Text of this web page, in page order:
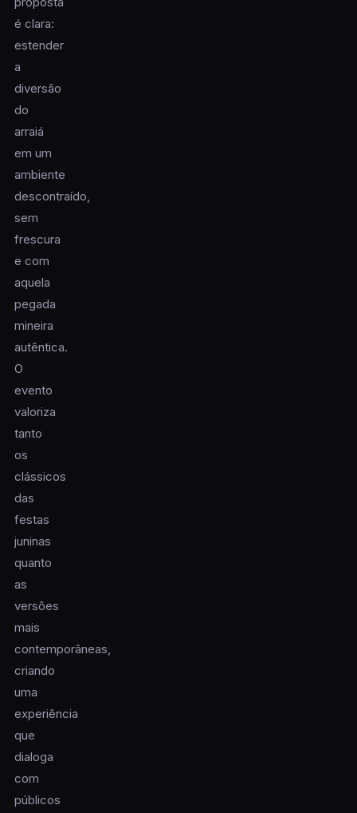
é clara:
estender
a
diversão
do
arraiá
em um
ambiente
descontraído,
sem
frescura
e com
aquela
pegada
mineira
autêntica.
O
evento
valoriza
tanto
os
clássicos
das
festas
juninas
quanto
as
versões
mais
contemporâneas,
criando
uma
experiência
que
dialoga
com
públicos